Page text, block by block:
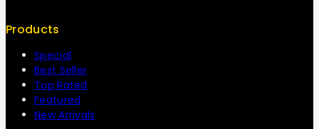
Products
Special
Best Seller
Top Rated
Featured
New Arrivals